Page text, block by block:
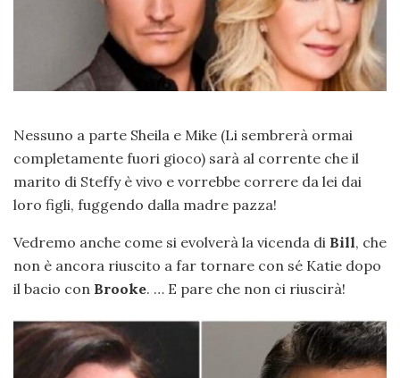
Nessuno a parte Sheila e Mike (Li sembrerà ormai
completamente fuori gioco) sarà al corrente che il
marito di Steffy è vivo e vorrebbe correre da lei dai
loro figli, fuggendo dalla madre pazza!
Vedremo anche come si evolverà la vicenda di Bill, che
non è ancora riuscito a far tornare con sé Katie dopo
il bacio con Brooke. … E pare che non ci riuscirà!